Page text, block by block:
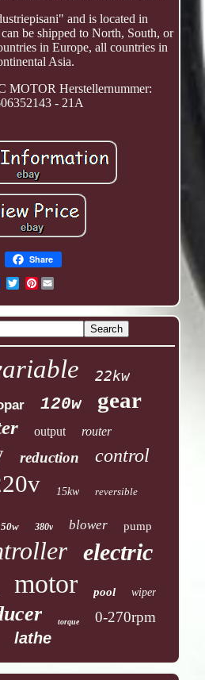
and is located in
be shipped to North, South, or
in Europe, all countries in
Asia.
MOTOR Herstellernummer:
- 21A
Share
Pinterest
22kw
120w gear
output router
reduction control
15kw reversible
380v blower pump
electric
motor pool wiper
torque 0-270rpm
lathe